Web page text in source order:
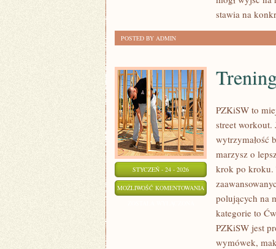
stawia na
POSTED BY ADMIN
STYCZEŃ - 24 - 2026
MOŻLIWOŚĆ KOMENTOWANIA TRENING
SIŁOWY
PZKiSW to
street workout.
wytrzymałość
marzysz o
krok po kroku.
polujących na
kategorie to
PZKiSW jest
wymówek,